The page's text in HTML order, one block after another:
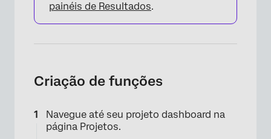
painéis de Resultados.
Criação de funções
Navegue até seu projeto dashboard na
página Projetos.